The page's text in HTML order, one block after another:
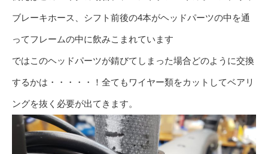
ブレーキホース、シフト前後の4本がヘッドパーツの中を通
ってフレームの中に飲みこまれています
ではこのヘッドパーツが錆びてしまった場合どのように交換
するかは・・・・・！全てもワイヤー類をカットしてベアリ
ングを抜く必要が出てきます。